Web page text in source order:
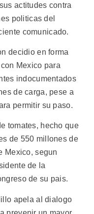
actitudes contra
politicas del
comunicado.
decidio en forma
Mexico para
indocumentados
de carga, pese a
permitir su paso.
tomates, hecho que
de 550 millones de
Mexico, segun
de la
de su pais.
apela al dialogo